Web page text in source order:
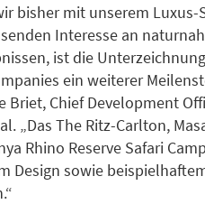
bisher mit unserem Luxus-
Interesse an
ist die Unterzeichnung
ein weiterer
Chief Development
„Das The Ritz-Carlton,
Rhino Reserve Safari Camp
Design sowie